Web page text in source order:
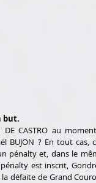
but.
CASTRO au
BUJON ? En tout
pénalty et, dans le
est inscrit,
défaite de Grand